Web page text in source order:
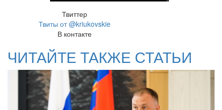
Твиттер
Твиты от @kriukovskie
В контакте
ЧИТАЙТЕ ТАКЖЕ СТАТЬИ